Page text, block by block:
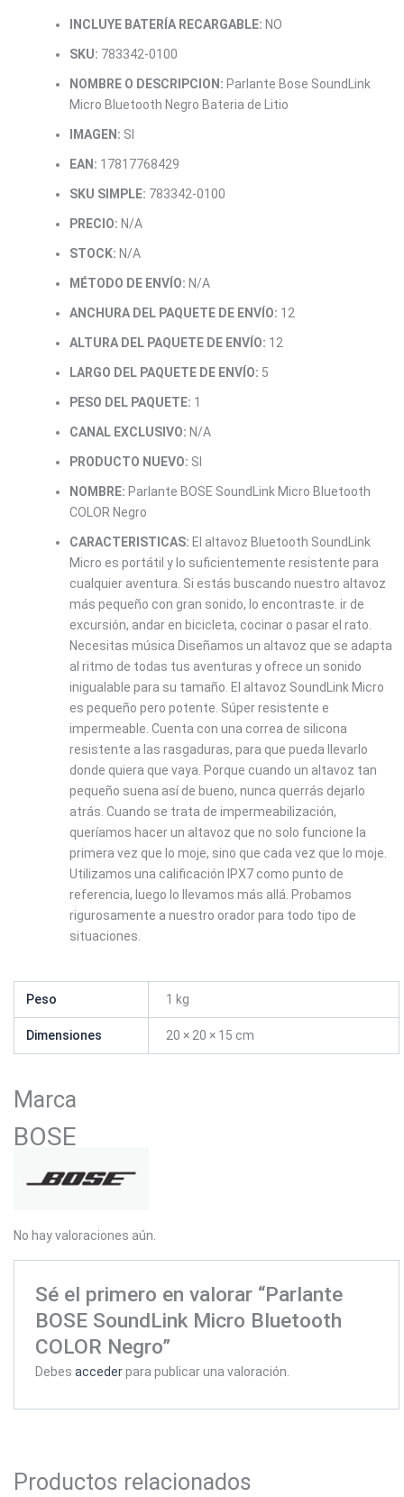
INCLUYE BATERÍA RECARGABLE: NO
SKU: 783342-0100
NOMBRE O DESCRIPCION: Parlante Bose SoundLink
Micro Bluetooth Negro Bateria de Litio
IMAGEN: SI
EAN: 17817768429
SKU SIMPLE: 783342-0100
PRECIO: N/A
STOCK: N/A
MÉTODO DE ENVÍO: N/A
ANCHURA DEL PAQUETE DE ENVÍO: 12
ALTURA DEL PAQUETE DE ENVÍO: 12
LARGO DEL PAQUETE DE ENVÍO: 5
PESO DEL PAQUETE: 1
CANAL EXCLUSIVO: N/A
PRODUCTO NUEVO: SI
NOMBRE: Parlante BOSE SoundLink Micro Bluetooth
COLOR Negro
CARACTERISTICAS: El altavoz Bluetooth SoundLink
Micro es portátil y lo suficientemente resistente para
cualquier aventura. Si estás buscando nuestro altavoz
más pequeño con gran sonido, lo encontraste. ir de
excursión, andar en bicicleta, cocinar o pasar el rato.
Necesitas música Diseñamos un altavoz que se adapta
al ritmo de todas tus aventuras y ofrece un sonido
inigualable para su tamaño. El altavoz SoundLink Micro
es pequeño pero potente. Súper resistente e
impermeable. Cuenta con una correa de silicona
resistente a las rasgaduras, para que pueda llevarlo
donde quiera que vaya. Porque cuando un altavoz tan
pequeño suena así de bueno, nunca querrás dejarlo
atrás. Cuando se trata de impermeabilización,
queríamos hacer un altavoz que no solo funcione la
primera vez que lo moje, sino que cada vez que lo moje.
Utilizamos una calificación IPX7 como punto de
referencia, luego lo llevamos más allá. Probamos
rigurosamente a nuestro orador para todo tipo de
situaciones.
Peso 1 kg
Dimensiones 20 × 20 × 15 cm
Marca
BOSE
No hay valoraciones aún.
Sé el primero en valorar “Parlante
BOSE SoundLink Micro Bluetooth
COLOR Negro”
Debesaccederpara publicar una valoración.
Productos relacionados